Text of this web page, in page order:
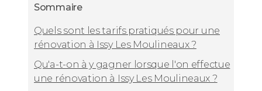
Sommaire
Quels sont les tarifs pratiqués pour une
rénovation à Issy Les Moulineaux ?
Qu'a-t-on à y gagner lorsque l'on effectue
une rénovation à Issy Les Moulineaux ?